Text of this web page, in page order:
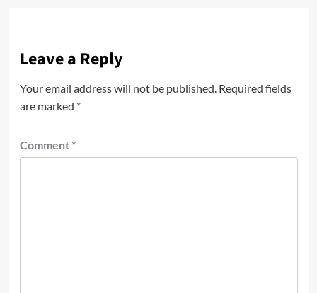
Leave a Reply
Your email address will not be published. Required fields
are marked *
Comment *